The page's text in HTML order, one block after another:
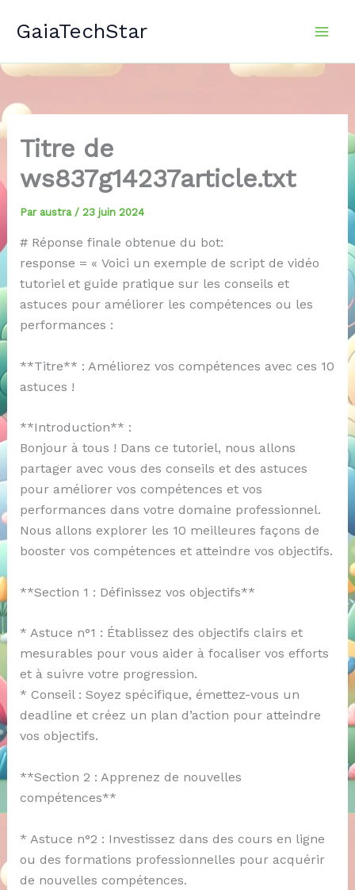
GaiaTechStar
Titre de
ws837g14237article.txt
Par austra / 23 juin 2024
# Réponse finale obtenue du bot:
response = « Voici un exemple de script de vidéo
tutoriel et guide pratique sur les conseils et
astuces pour améliorer les compétences ou les
performances :
**Titre** : Améliorez vos compétences avec ces 10
astuces !
**Introduction** :
Bonjour à tous ! Dans ce tutoriel, nous allons
partager avec vous des conseils et des astuces
pour améliorer vos compétences et vos
performances dans votre domaine professionnel.
Nous allons explorer les 10 meilleures façons de
booster vos compétences et atteindre vos objectifs.
**Section 1 : Définissez vos objectifs**
* Astuce n°1 : Établissez des objectifs clairs et
mesurables pour vous aider à focaliser vos efforts
et à suivre votre progression.
* Conseil : Soyez spécifique, émettez-vous un
deadline et créez un plan d’action pour atteindre
vos objectifs.
**Section 2 : Apprenez de nouvelles
compétences**
* Astuce n°2 : Investissez dans des cours en ligne
ou des formations professionnelles pour acquérir
de nouvelles compétences.